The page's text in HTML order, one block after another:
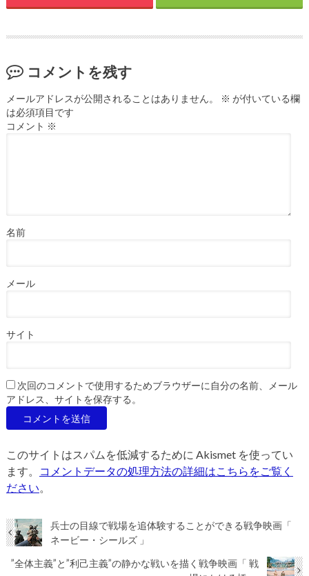
コメントを残す
メールアドレスが公開されることはありません。 ※ が付いている欄
は必須項目です
コメント ※
名前
メール
サイト
次回のコメントで使用するためブラウザーに自分の名前、メール
アドレス、サイトを保存する。
このサイトはスパムを低減するために Akismet を使ってい
ます。
コメントデータの処理方法の詳細はこちらをご覧く
ださい。
兵士の目線で戦場を追体験することができる戦争映画「
ネービー・シールズ 」
”全体主義”と”利己主義”の静かな戦いを描く戦争映画「 戦